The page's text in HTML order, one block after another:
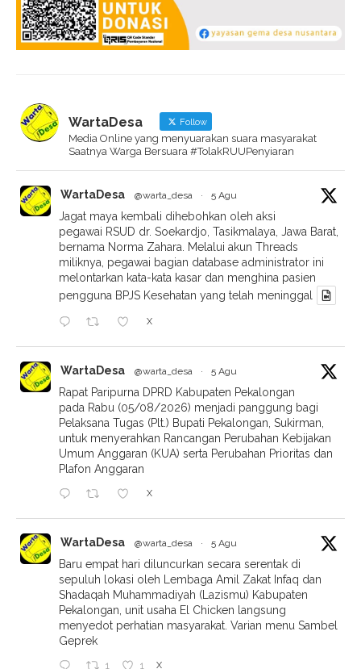
WartaDesa Follow
Media Online yang menyuarakan suara masyarakat
Saatnya Warga Bersuara #TolakRUUPenyiaran
WartaDesa @warta_desa · 5 Agu
Jagat maya kembali dihebohkan oleh aksi
pegawai RSUD dr. Soekardjo, Tasikmalaya, Jawa Barat,
bernama Norma Zahara. Melalui akun Threads
miliknya, pegawai bagian database administrator ini
melontarkan kata-kata kasar dan menghina pasien
pengguna BPJS Kesehatan yang telah meninggal
X
WartaDesa @warta_desa · 5 Agu
Rapat Paripurna DPRD Kabupaten Pekalongan
pada Rabu (05/08/2026) menjadi panggung bagi
Pelaksana Tugas (Plt.) Bupati Pekalongan, Sukirman,
untuk menyerahkan Rancangan Perubahan Kebijakan
Umum Anggaran (KUA) serta Perubahan Prioritas dan
Plafon Anggaran
X
WartaDesa @warta_desa · 5 Agu
Baru empat hari diluncurkan secara serentak di
sepuluh lokasi oleh Lembaga Amil Zakat Infaq dan
Shadaqah Muhammadiyah (Lazismu) Kabupaten
Pekalongan, unit usaha El Chicken langsung
menyedot perhatian masyarakat. Varian menu Sambel
Geprek
1 1 X